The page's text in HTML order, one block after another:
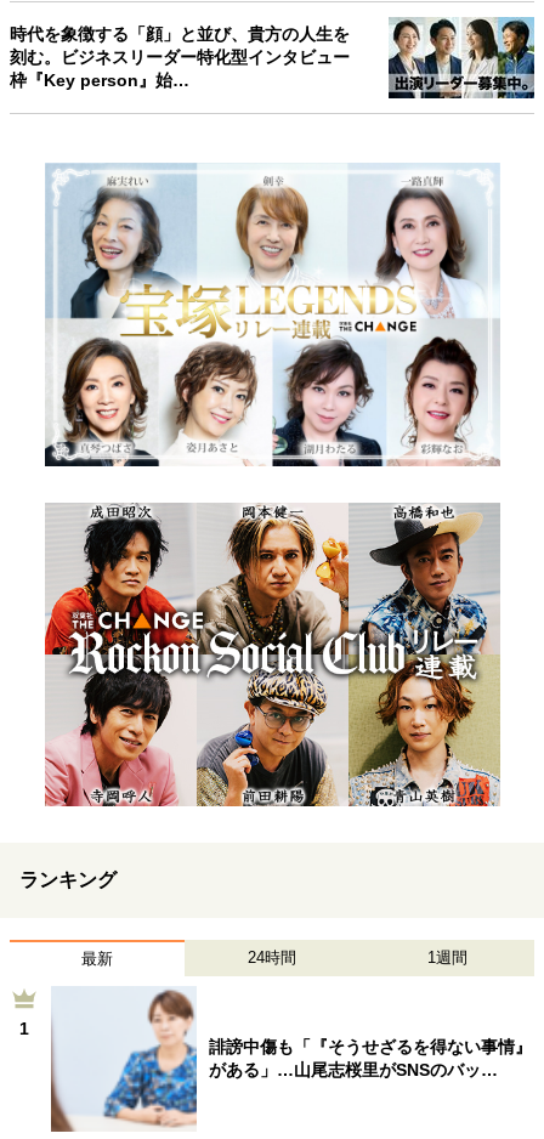
時代を象徴する「顔」と並び、貴方の人生を
刻む。ビジネスリーダー特化型インタビュー
枠『Key person』始…
ランキング
最新 24時間 1週間
1
誹謗中傷も「『そうせざるを得ない事情』
がある」…山尾志桜里がSNSのバッ…